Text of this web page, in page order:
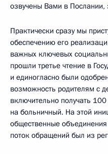
озвучены Вами в
Практически сразу мы
обеспечению его
важных ключевых
прошли третье чтение в
и единогласно были
возможность родителям с
включительно получать
на больничный. На этой
общественные
поток обращений был из